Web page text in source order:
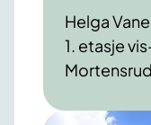
Helga
1. etasje